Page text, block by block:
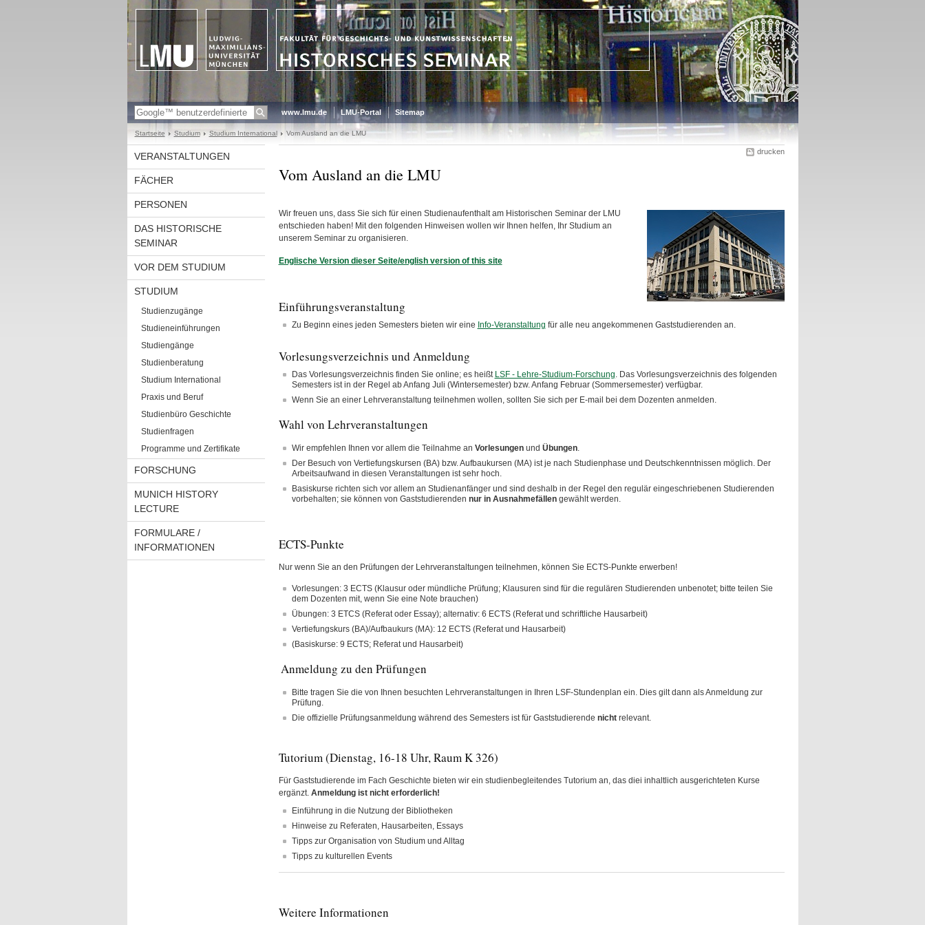
www.lmu.de LMU-Portal Sitemap
Startseite Studium Studium International Vom Ausland an die LMU
VERANSTALTUNGEN
FÄCHER
PERSONEN
DAS HISTORISCHE
SEMINAR
VOR DEM STUDIUM
STUDIUM
Studienzugänge
Studieneinführungen
Studiengänge
Studienberatung
Studium International
Praxis und Beruf
Studienbüro Geschichte
Studienfragen
Programme und Zertifikate
FORSCHUNG
MUNICH HISTORY
LECTURE
FORMULARE /
INFORMATIONEN
drucken
Vom Ausland an die LMU
Wir freuen uns, dass Sie sich für einen Studienaufenthalt am Historischen Seminar der LMU
entschieden haben! Mit den folgenden Hinweisen wollen wir Ihnen helfen, Ihr Studium an
unserem Seminar zu organisieren.
Englische Version dieser Seite/english version of this site
Einführungsveranstaltung
Zu Beginn eines jeden Semesters bieten wir eine Info-Veranstaltung für alle neu angekommenen Gaststudierenden an.
Vorlesungsverzeichnis und Anmeldung
Das Vorlesungsverzeichnis finden Sie online; es heißt LSF - Lehre-Studium-Forschung. Das Vorlesungsverzeichnis des folgenden
Semesters ist in der Regel ab Anfang Juli (Wintersemester) bzw. Anfang Februar (Sommersemester) verfügbar.
Wenn Sie an einer Lehrveranstaltung teilnehmen wollen, sollten Sie sich per E-mail bei dem Dozenten anmelden.
Wahl von Lehrveranstaltungen
Wir empfehlen Ihnen vor allem die Teilnahme an Vorlesungenund Übungen.
Der Besuch von Vertiefungskursen (BA) bzw. Aufbaukursen (MA) ist je nach Studienphase und Deutschkenntnissen möglich. Der
Arbeitsaufwand in diesen Veranstaltungen ist sehr hoch.
Basiskurse richten sich vor allem an Studienanfänger und sind deshalb in der Regel den regulär eingeschriebenen Studierenden
vorbehalten; sie können von Gaststudierenden nur in Ausnahmefällen gewählt werden.
ECTS-Punkte
Nur wenn Sie an den Prüfungen der Lehrveranstaltungen teilnehmen, können Sie ECTS-Punkte erwerben!
Vorlesungen: 3 ECTS (Klausur oder mündliche Prüfung; Klausuren sind für die regulären Studierenden unbenotet; bitte teilen Sie
dem Dozenten mit, wenn Sie eine Note brauchen)
Übungen: 3 ETCS (Referat oder Essay); alternativ: 6 ECTS (Referat und schriftliche Hausarbeit)
Vertiefungskurs (BA)/Aufbaukurs (MA): 12 ECTS (Referat und Hausarbeit)
(Basiskurse: 9 ECTS; Referat und Hausarbeit)
Anmeldung zu den Prüfungen
Bitte tragen Sie die von Ihnen besuchten Lehrveranstaltungen in Ihren LSF-Stundenplan ein. Dies gilt dann als Anmeldung zur
Prüfung.
Die offizielle Prüfungsanmeldung während des Semesters ist für Gaststudierende nichtrelevant.
Tutorium (Dienstag, 16-18 Uhr, Raum K 326)
Für Gaststudierende im Fach Geschichte bieten wir ein studienbegleitendes Tutorium an, das diei inhaltlich ausgerichteten Kurse
ergänzt. Anmeldung ist nicht erforderlich!
Einführung in die Nutzung der Bibliotheken
Hinweise zu Referaten, Hausarbeiten, Essays
Tipps zur Organisation von Studium und Alltag
Tipps zu kulturellen Events
Weitere Informationen